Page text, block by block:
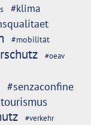
#klima
#mobilität
#oeav
#senzaconfine
#verkehr